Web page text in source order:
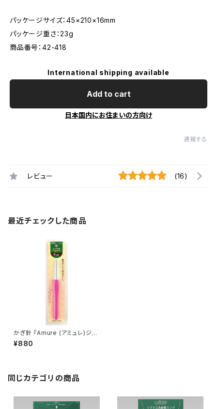
パッケージサイズ：45×210×16mm
パッケージ重さ：23g
商品番号：42-418
International shipping available
Add to cart
日本国内にお住まいの方向け
通報する
レビュー (16)
最近チェックした商品
かぎ針 『Amure (アミュレ)ジャ
ンボ かぎ針 8mm 』 Clover ク
ロバー
¥880
同じカテゴリの商品